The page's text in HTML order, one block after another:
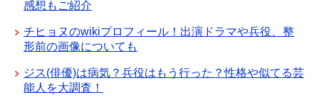
感想もご紹介
チヒョヌのwikiプロフィール！出演ドラマや兵役、整
形前の画像についても
ジス(俳優)は病気？兵役はもう行った？性格や似てる芸
能人を大調査！